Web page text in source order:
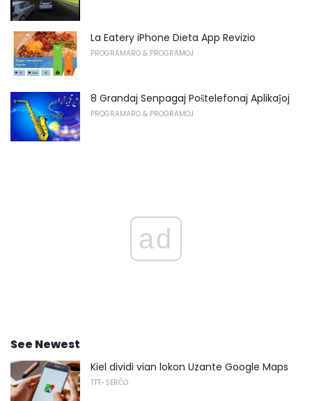
La Eatery iPhone Dieta App Revizio
PROGRAMARO & PROGRAMOJ
8 Grandaj Senpagaj Poŝtelefonaj Aplikaĵoj
PROGRAMARO & PROGRAMOJ
ad
See Newest
Kiel dividi vian lokon Uzante Google Maps
TTT-SERĈO